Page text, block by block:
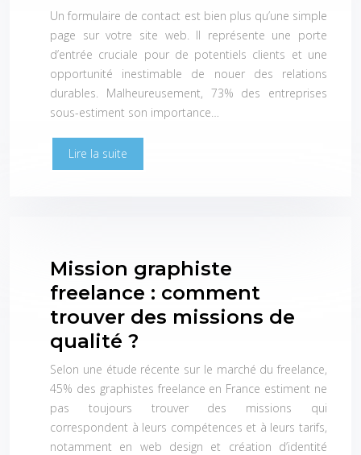
Un formulaire de contact est bien plus qu’une simple
page sur votre site web. Il représente une porte
d’entrée cruciale pour de potentiels clients et une
opportunité inestimable de nouer des relations
durables. Malheureusement, 73% des entreprises
sous-estiment son importance…
Lire la suite
Mission graphiste
freelance : comment
trouver des missions de
qualité ?
Selon une étude récente sur le marché du freelance,
45% des graphistes freelance en France estiment ne
pas toujours trouver des missions qui
correspondent à leurs compétences et à leurs tarifs,
notamment en web design et création d’identité